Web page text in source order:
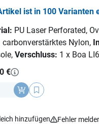
ist in 100 Varianten
PU Laser Perforated,
carbonverstärktes Nylon,
Verschluss: 1 x Boa LI6
€
hinzufügen Fehler